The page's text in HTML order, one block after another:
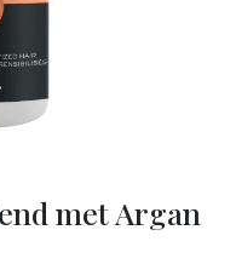
met Argan